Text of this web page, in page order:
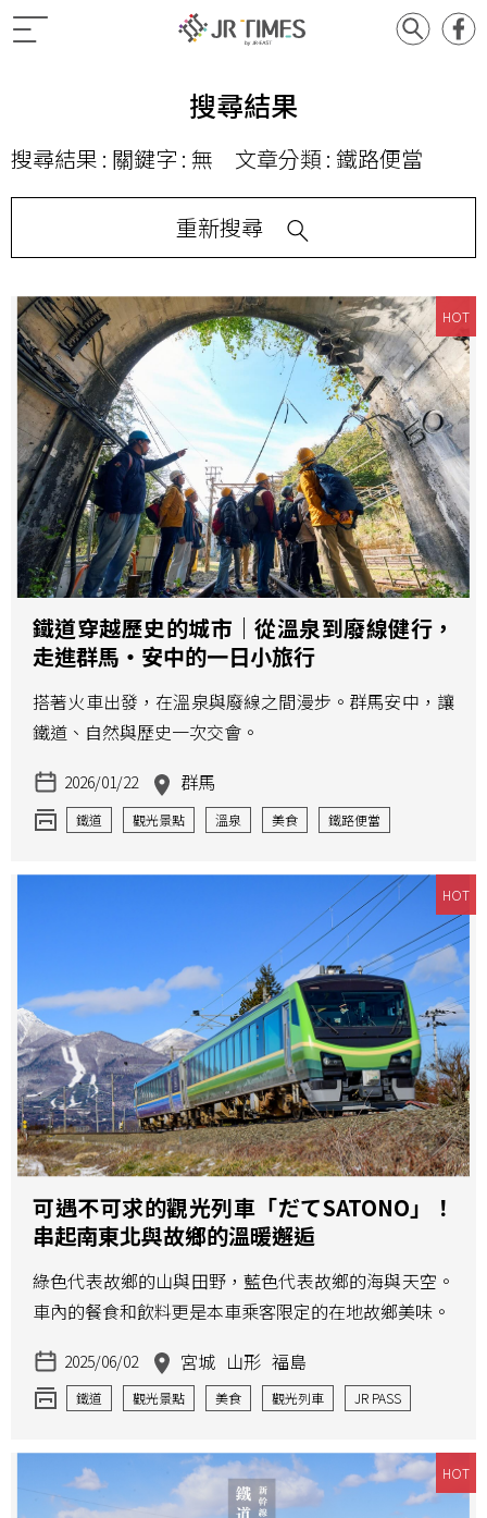
搜尋結果
搜尋結果 : 關鍵字 : 無 文章分類 : 鐵路便當
重新搜尋
HOT
鐵道穿越歷史的城市｜從溫泉到廢線健行，
走進群馬・安中的一日小旅行
搭著火車出發，在溫泉與廢線之間漫步。群馬安中，讓
鐵道、自然與歷史一次交會。
2026/01/22 群馬
鐵道 觀光景點 溫泉 美食
鐵路便當
HOT
可遇不可求的觀光列車「だてSATONO」！
串起南東北與故鄉的溫暖邂逅
綠色代表故鄉的山與田野，藍色代表故鄉的海與天空。
車內的餐食和飲料更是本車乘客限定的在地故鄉美味。
2025/06/02 宮城 山形 福島
鐵道 觀光景點 美食 觀光列車
JR PASS
HOT